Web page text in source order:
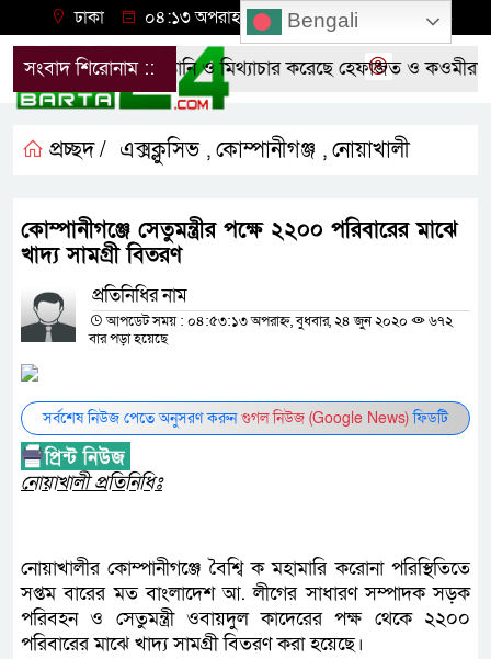
ঢাকা ০৪:১৩ অপরাহ্ন, বৃহস্পতিবার, ০৬ অগাস্ট ২০২৬
সংবাদ শিরোনাম ::
শর্ত লঙ্ঘন করে উস্কানি ও মিথ্যাচার করেছে হেফাজত ও কওমীরা-
প্রচ্ছদ / এক্সক্লুসিভ , কোম্পানীগঞ্জ , নোয়াখালী
কোম্পানীগঞ্জে সেতুমন্ত্রীর পক্ষে ২২০০ পরিবারের মাঝে
খাদ্য সামগ্রী বিতরণ
প্রতিনিধির নাম
আপডেট সময় : ০৪:৫৩:১৩ অপরাহ্ন, বুধবার, ২৪ জুন ২০২০
৬৭২
বার পড়া হয়েছে
সর্বশেষ নিউজ পেতে অনুসরণ করুনগুগল নিউজ (Google News)ফিডটি
নোয়াখালী প্রতিনিধিঃ
নোয়াখালীর কোম্পানীগঞ্জে বৈশ্বি ক মহামারি করোনা পরিস্থিতিতে
সপ্তম বারের মত বাংলাদেশ আ. লীগের সাধারণ সম্পাদক সড়ক
পরিবহন ও সেতুমন্ত্রী ওবায়দুল কাদেরের পক্ষ থেকে ২২০০
পরিবারের মাঝে খাদ্য সামগ্রী বিতরণ করা হয়েছে।
Bengali